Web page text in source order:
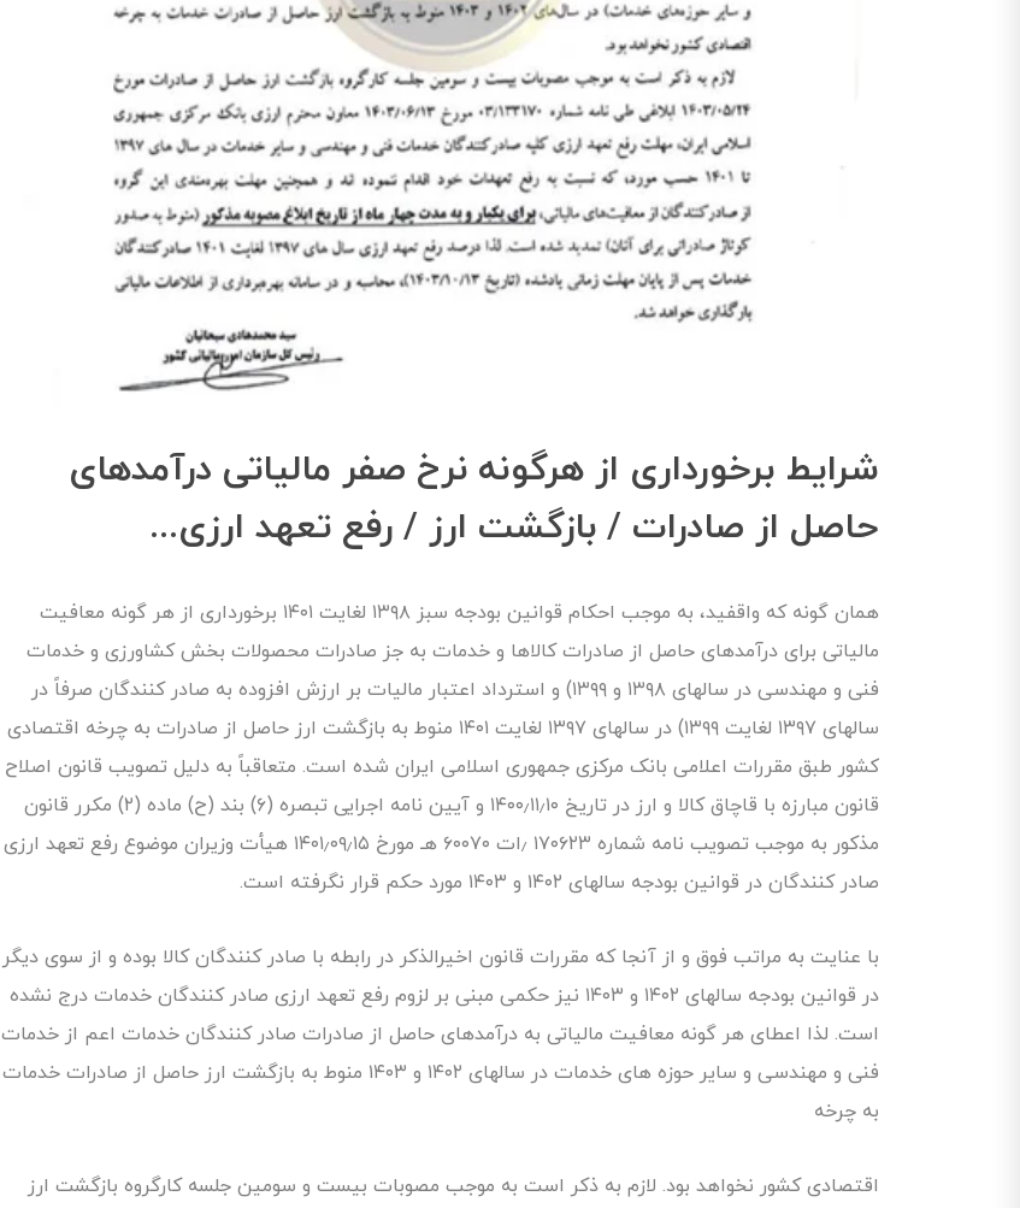
شرایط برخورداری از هرگونه نرخ صفر مالیاتی درآمدهای
حاصل از صادرات / بازگشت ارز / رفع تعهد ارزی...
همان گونه که واقفید، به موجب احکام قوانین بودجه سبز ۱۳۹۸ لغایت ۱۴۰۱ برخورداری از هر گونه معافیت
مالیاتی برای درآمدهای حاصل از صادرات کالاها و خدمات به جز صادرات محصولات بخش کشاورزی و خدمات
فنی و مهندسی در سالهای ۱۳۹۸ و ۱۳۹۹) و استرداد اعتبار مالیات بر ارزش افزوده به صادر کنندگان صرفاً در
سالهای ۱۳۹۷ لغایت ۱۳۹۹) در سالهای ۱۳۹۷ لغایت ۱۴۰۱ منوط به بازگشت ارز حاصل از صادرات به چرخه اقتصادی
کشور طبق مقررات اعلامی بانک مرکزی جمهوری اسلامی ایران شده است. متعاقباً به دلیل تصویب قانون اصلاح
قانون مبارزه با قاچاق کالا و ارز در تاریخ ۱۴۰۰٫۱۱٫۱۰ و آیین نامه اجرایی تبصره (۶) بند (ح) ماده (۲) مکرر قانون
مذکور به موجب تصویب نامه شماره ۱۷۰۶۲۳ ٫ات ۶۰۰۷۰ هـ مورخ ۱۴۰۱٫۰۹٫۱۵ هیأت وزیران موضوع رفع تعهد ارزی
صادر کنندگان در قوانین بودجه سالهای ۱۴۰۲ و ۱۴۰۳ مورد حکم قرار نگرفته است.
با عنایت به مراتب فوق و از آنجا که مقررات قانون اخیرالذکر در رابطه با صادر کنندگان کالا بوده و از سوی دیگر
در قوانین بودجه سالهای ۱۴۰۲ و ۱۴۰۳ نیز حکمی مبنی بر لزوم رفع تعهد ارزی صادر کنندگان خدمات درج نشده
است. لذا اعطای هر گونه معافیت مالیاتی به درآمدهای حاصل از صادرات صادر کنندگان خدمات اعم از خدمات
فنی و مهندسی و سایر حوزه های خدمات در سالهای ۱۴۰۲ و ۱۴۰۳ منوط به بازگشت ارز حاصل از صادرات خدمات
به چرخه
اقتصادی کشور نخواهد بود. لازم به ذکر است به موجب مصوبات بیست و سومین جلسه کارگروه بازگشت ارز